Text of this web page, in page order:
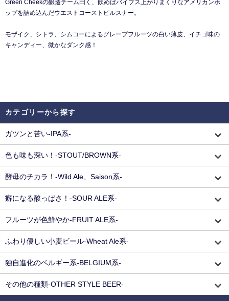
Green Cheekの醸造チーム曰く、飲めばバイブス上がりまくりなアメリカンホ
ップを詰め込んだウエストコーストピルスナー。
モザイク、シトラ、シムコーによるグレープフルーツの白い薄皮、イチゴ味の
キャンディー、微かなダンク感！
カテゴリーから探す
ガツンと苦い-IPA系-
色も味も深い！-STOUT/BROWN系-
酵母のチカラ！-Wild Ale、Saison系-
癖になる酸っぱさ！-SOUR ALE系-
フルーツが色鮮やか-FRUIT ALE系-
ふわり優しい小麦ビール-Wheat Ale系-
独自進化のベルギー系-BELGIUM系-
その他の種類-OTHER STYLE BEER-